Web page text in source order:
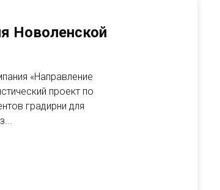
Новоленской
«Направление
проект по
градирни для